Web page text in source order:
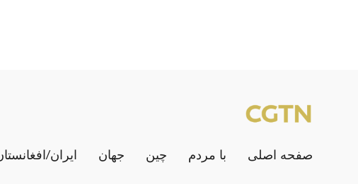
صفحه اصلی با مردم چین جهان ایران/